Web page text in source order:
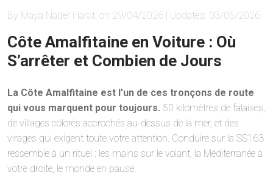
By Maya Nader Harati on 29/04/2026 | Updated: 03/05/2026
Côte Amalfitaine en Voiture : Où
S’arrêter et Combien de Jours
La Côte Amalfitaine est l’un de ces tronçons de route
qui vous marquent pour toujours. 50 kilomètres de falaises,
de villages colorés accrochés au-dessus de la mer, et des
virages qui exigent toute votre attention. Conduire sur la SS163
ressemble à un rituel : les mains sur le volant, la Méditerranée à
votre droite, le monde en pause.